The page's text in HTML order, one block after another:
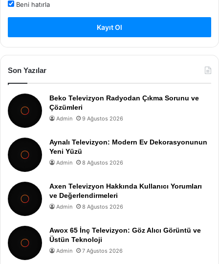
Beni hatırla
Kayıt Ol
Son Yazılar
Beko Televizyon Radyodan Çıkma Sorunu ve
Çözümleri
Admin 9 Ağustos 2026
Aynalı Televizyon: Modern Ev Dekorasyonunun
Yeni Yüzü
Admin 8 Ağustos 2026
Axen Televizyon Hakkında Kullanıcı Yorumları
ve Değerlendirmeleri
Admin 8 Ağustos 2026
Awox 65 İnç Televizyon: Göz Alıcı Görüntü ve
Üstün Teknoloji
Admin 7 Ağustos 2026